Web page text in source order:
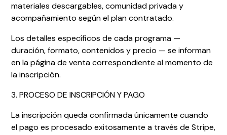
materiales descargables, comunidad privada y
acompañamiento según el plan contratado.
Los detalles específicos de cada programa —
duración, formato, contenidos y precio — se informan
en la página de venta correspondiente al momento de
la inscripción.
3. PROCESO DE INSCRIPCIÓN Y PAGO
La inscripción queda confirmada únicamente cuando
el pago es procesado exitosamente a través de Stripe,